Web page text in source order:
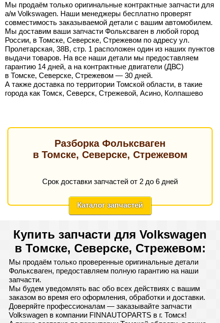
Мы продаём только оригинальные контрактные запчасти для
а/м Volkswagen. Наши менеджеры бесплатно проверят
совместимость заказываемой детали с вашим автомобилем.
Мы доставим ваши запчасти Фольксваген в любой город
России, в Томске, Северске, Стрежевом по адресу ул.
Пролетарская, 38В, стр. 1 расположен один из наших пунктов
выдачи товаров. На все наши детали мы предоставляем
гарантию 14 дней, а на контрактные двигатели (ДВС)
в Томске, Северске, Стрежевом — 30 дней.
А также доставка по территории Томской области, в такие
города как Томск, Северск, Стрежевой, Асино, Колпашево
Разборка Фольксваген
в Томске, Северске, Стрежевом
Срок доставки запчастей от 2 до 6 дней
Каталог запчастей
Купить запчасти для Volkswagen
в Томске, Северске, Стрежевом:
Мы продаём только проверенные оригинальные детали
Фольксваген, предоставляем полную гарантию на наши
запчасти.
Мы будем уведомлять вас обо всех действиях с вашим
заказом во время его оформления, обработки и доставки.
Доверяйте профессионалам — заказывайте запчасти
Volkswagen в компании FINNAUTOPARTS в г. Томск!